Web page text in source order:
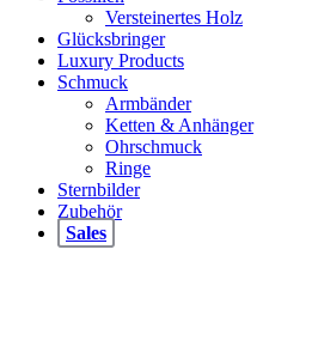
Versteinertes Holz
Glücksbringer
Luxury Products
Schmuck
Armbänder
Ketten & Anhänger
Ohrschmuck
Ringe
Sternbilder
Zubehör
Sales